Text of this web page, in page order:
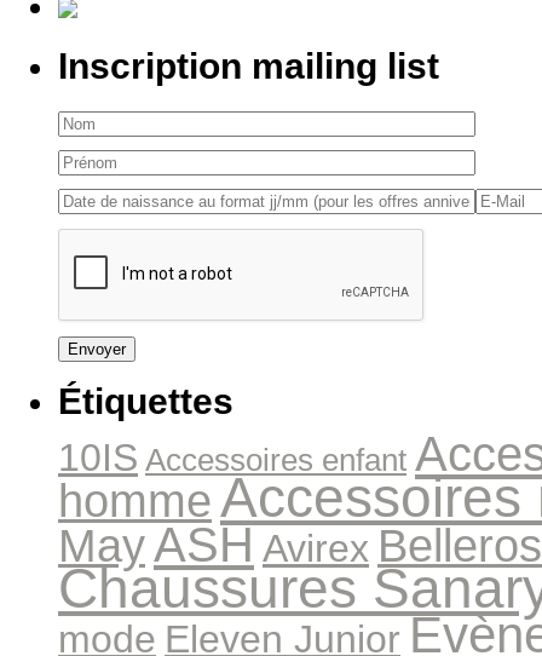
Inscription mailing list
Étiquettes
10IS Accessoires enfant
hommeAccessoires
MayASH Avirex
Chaussures
mode Eleven Junior